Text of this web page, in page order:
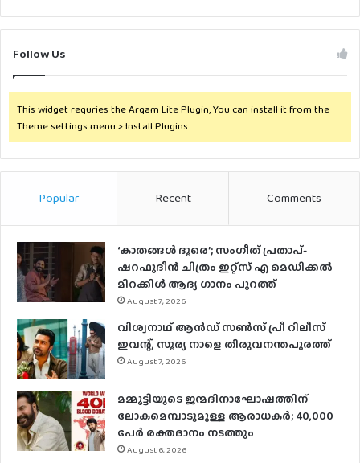
Follow Us
This widget requries the Arqam Lite Plugin, You can install it from the
Theme settings menu > Install Plugins.
Popular Recent Comments
‘കാതങ്ങൾ ദൂരെ’; സംഗീത് പ്രതാപ്-
ഷറഫുദീൻ ചിത്രം ഇറ്റ്സ് എ മെഡിക്കൽ
മിറക്കിൾ ആദ്യ ഗാനം പുറത്ത്
August 7, 2026
വിശ്വനാഥ് ആന്‍ഡ് സണ്‍സ് പ്രീ റിലീസ്
ഇവന്റ്, സൂര്യ നാളെ തിരുവനന്തപുരത്ത്
August 7, 2026
മമ്മൂട്ടിയുടെ ജന്മദിനാഘോഷത്തിന്
ലോകമെമ്പാടുമുള്ള ആരാധകര്‍; 40,000
പേര്‍ രക്തദാനം നടത്തും
August 6, 2026